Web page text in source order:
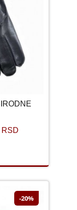
RSD
-20%